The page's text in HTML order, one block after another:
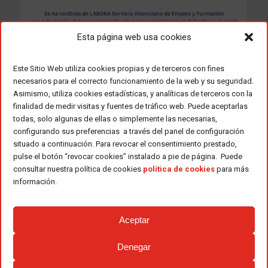
Esta página web usa cookies
Este Sitio Web utiliza cookies propias y de terceros con fines
necesarios para el correcto funcionamiento de la web y su seguridad.
Asimismo, utiliza cookies estadísticas, y analíticas de terceros con la
finalidad de medir visitas y fuentes de tráfico web. Puede aceptarlas
todas, solo algunas de ellas o simplemente las necesarias,
configurando sus preferencias a través del panel de configuración
situado a continuación. Para revocar el consentimiento prestado,
pulse el botón “revocar cookies” instalado a pie de página. Puede
consultar nuestra política de cookies política de cookies para más
información.
Aceptar
Denegar